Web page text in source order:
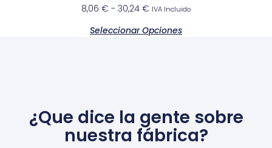
8,06 € - 30,24 € IVA Incluido
Seleccionar Opciones
¿Que dice la gente sobre
nuestra fábrica?